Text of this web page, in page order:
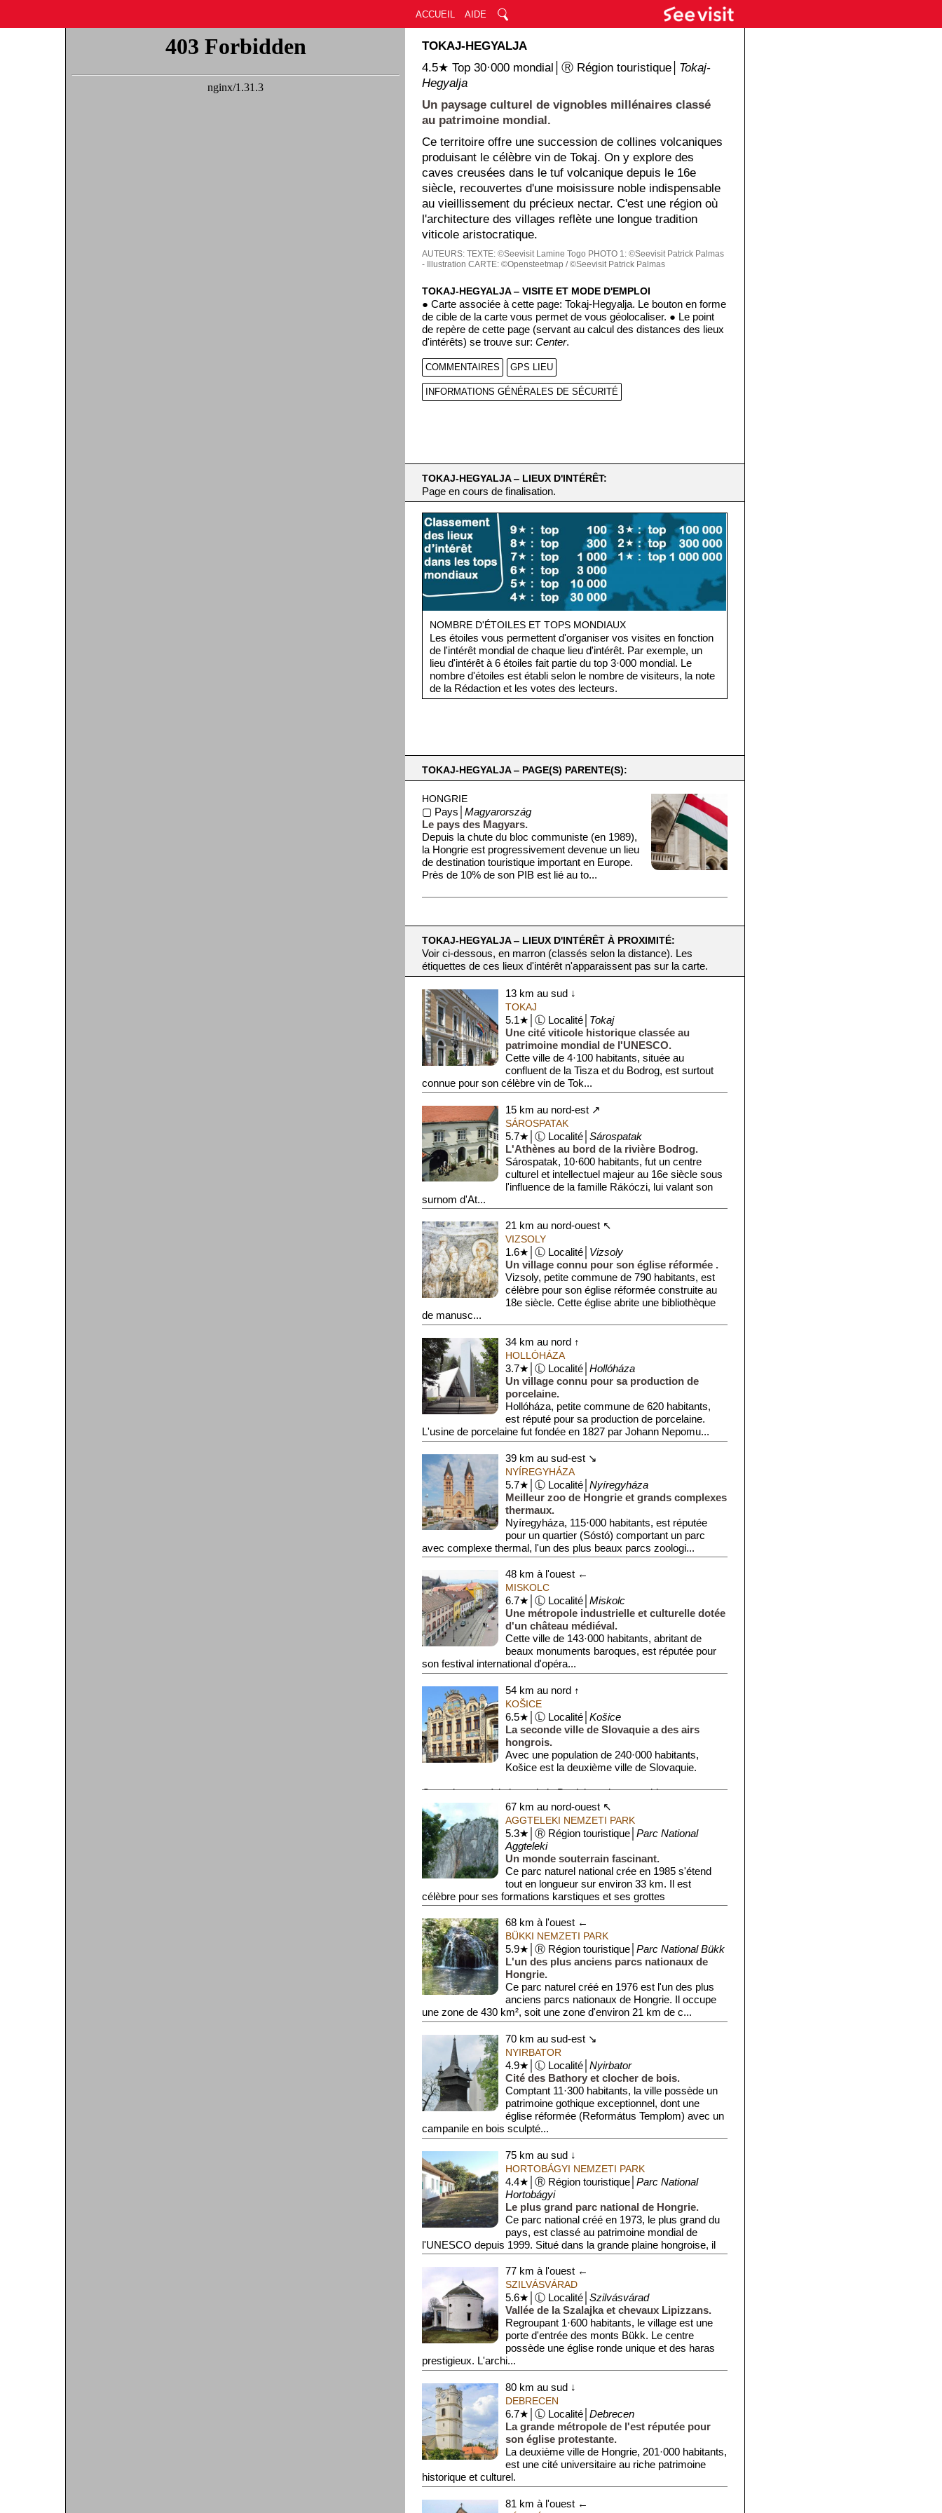
ACCUEIL AIDE
TOKAJ-HEGYALJA
4.5★ Top 30·000 mondial│Ⓡ Région touristique│ Tokaj-
Hegyalja
Un paysage culturel de vignobles millénaires classé
au patrimoine mondial.
Ce territoire offre une succession de collines volcaniques
produisant le célèbre vin de Tokaj. On y explore des
caves creusées dans le tuf volcanique depuis le 16e
siècle, recouvertes d'une moisissure noble indispensable
au vieillissement du précieux nectar. C'est une région où
l'architecture des villages reflète une longue tradition
viticole aristocratique.
AUTEURS:TEXTE: ©Seevisit Lamine Togo PHOTO 1: ©Seevisit Patrick Palmas
- Illustration CARTE: ©Opensteetmap / ©Seevisit Patrick Palmas
TOKAJ-HEGYALJA ‒ VISITE ET MODE D'EMPLOI
● Carte associée à cette page: Tokaj-Hegyalja. Le bouton en forme
de cible de la carte vous permet de vous géolocaliser. ● Le point
de repère de cette page (servant au calcul des distances des lieux
d'intérêts) se trouve sur:Center.
COMMENTAIRES GPS LIEU
INFORMATIONS GÉNÉRALES DE SÉCURITÉ
TOKAJ-HEGYALJA ‒ LIEUX D'INTÉRÊT:
Page en cours de finalisation.
NOMBRE D'ÉTOILES ET TOPS MONDIAUX
Les étoiles vous permettent d'organiser vos visites en fonction
de l'intérêt mondial de chaque lieu d'intérêt. Par exemple, un
lieu d'intérêt à 6 étoiles fait partie du top 3·000 mondial. Le
nombre d'étoiles est établi selon le nombre de visiteurs, la note
de la Rédaction et les votes des lecteurs.
TOKAJ-HEGYALJA ‒ PAGE(S) PARENTE(S):
HONGRIE
▢ Pays│Magyarország
Le pays des Magyars.
Depuis la chute du bloc communiste (en 1989),
la Hongrie est progressivement devenue un lieu
de destination touristique important en Europe.
Près de 10% de son PIB est lié au to...
TOKAJ-HEGYALJA ‒ LIEUX D'INTÉRÊT À PROXIMITÉ:
Voir ci-dessous, en marron (classés selon la distance). Les
étiquettes de ces lieux d'intérêt n'apparaissent pas sur la carte.
13 km au sud ↓
TOKAJ
5.1★│Ⓛ Localité│ Tokaj
Une cité viticole historique classée au
patrimoine mondial de l'UNESCO.
Cette ville de 4·100 habitants, située au
confluent de la Tisza et du Bodrog, est surtout
connue pour son célèbre vin de Tok...
15 km au nord-est ↗
SÁROSPATAK
5.7★│Ⓛ Localité│ Sárospatak
L'Athènes au bord de la rivière Bodrog.
Sárospatak, 10·600 habitants, fut un centre
culturel et intellectuel majeur au 16e siècle sous
l'influence de la famille Rákóczi, lui valant son
surnom d'At...
21 km au nord-ouest ↖
VIZSOLY
1.6★│Ⓛ Localité│ Vizsoly
Un village connu pour son église réformée .
Vizsoly, petite commune de 790 habitants, est
célèbre pour son église réformée construite au
18e siècle. Cette église abrite une bibliothèque
de manusc...
34 km au nord ↑
HOLLÓHÁZA
3.7★│Ⓛ Localité│ Hollóháza
Un village connu pour sa production de
porcelaine.
Hollóháza, petite commune de 620 habitants,
est réputé pour sa production de porcelaine.
L'usine de porcelaine fut fondée en 1827 par Johann Nepomu...
39 km au sud-est ↘
NYÍREGYHÁZA
5.7★│Ⓛ Localité│ Nyíregyháza
Meilleur zoo de Hongrie et grands complexes
thermaux.
Nyíregyháza, 115·000 habitants, est réputée
pour un quartier (Sóstó) comportant un parc
avec complexe thermal, l'un des plus beaux parcs zoologi...
48 km à l'ouest ←
MISKOLC
6.7★│Ⓛ Localité│ Miskolc
Une métropole industrielle et culturelle dotée
d'un château médiéval.
Cette ville de 143·000 habitants, abritant de
beaux monuments baroques, est réputée pour
son festival international d'opéra...
54 km au nord ↑
KOŠICE
6.5★│Ⓛ Localité│ Košice
La seconde ville de Slovaquie a des airs
hongrois.
Avec une population de 240·000 habitants,
Košice est la deuxième ville de Slovaquie.
Contrairement à la la capitale Bratislava, le centre hi...
67 km au nord-ouest ↖
AGGTELEKI NEMZETI PARK
5.3★│Ⓡ Région touristique│ Parc National
Aggteleki
Un monde souterrain fascinant.
Ce parc naturel national crée en 1985 s'étend
tout en longueur sur environ 33 km. Il est
célèbre pour ses formations karstiques et ses grottes
spectaculaires, notammen...
68 km à l'ouest ←
BÜKKI NEMZETI PARK
5.9★│Ⓡ Région touristique│ Parc National Bükk
L'un des plus anciens parcs nationaux de
Hongrie.
Ce parc naturel créé en 1976 est l'un des plus
anciens parcs nationaux de Hongrie. Il occupe
une zone de 430 km², soit une zone d'environ 21 km de c...
70 km au sud-est ↘
NYIRBATOR
4.9★│Ⓛ Localité│ Nyirbator
Cité des Bathory et clocher de bois.
Comptant 11·300 habitants, la ville possède un
patrimoine gothique exceptionnel, dont une
église réformée (Református Templom) avec un
campanile en bois sculpté...
75 km au sud ↓
HORTOBÁGYI NEMZETI PARK
4.4★│Ⓡ Région touristique│ Parc National
Hortobágyi
Le plus grand parc national de Hongrie.
Ce parc national créé en 1973, le plus grand du
pays, est classé au patrimoine mondial de
l'UNESCO depuis 1999. Situé dans la grande plaine hongroise, il
est ...
77 km à l'ouest ←
SZILVÁSVÁRAD
5.6★│Ⓛ Localité│ Szilvásvárad
Vallée de la Szalajka et chevaux Lipizzans.
Regroupant 1·600 habitants, le village est une
porte d'entrée des monts Bükk. Le centre
possède une église ronde unique et des haras
prestigieux. L'archi...
80 km au sud ↓
DEBRECEN
6.7★│Ⓛ Localité│ Debrecen
La grande métropole de l'est réputée pour
son église protestante.
La deuxième ville de Hongrie, 201·000 habitants,
est une cité universitaire au riche patrimoine
historique et culturel.
...
81 km à l'ouest ←